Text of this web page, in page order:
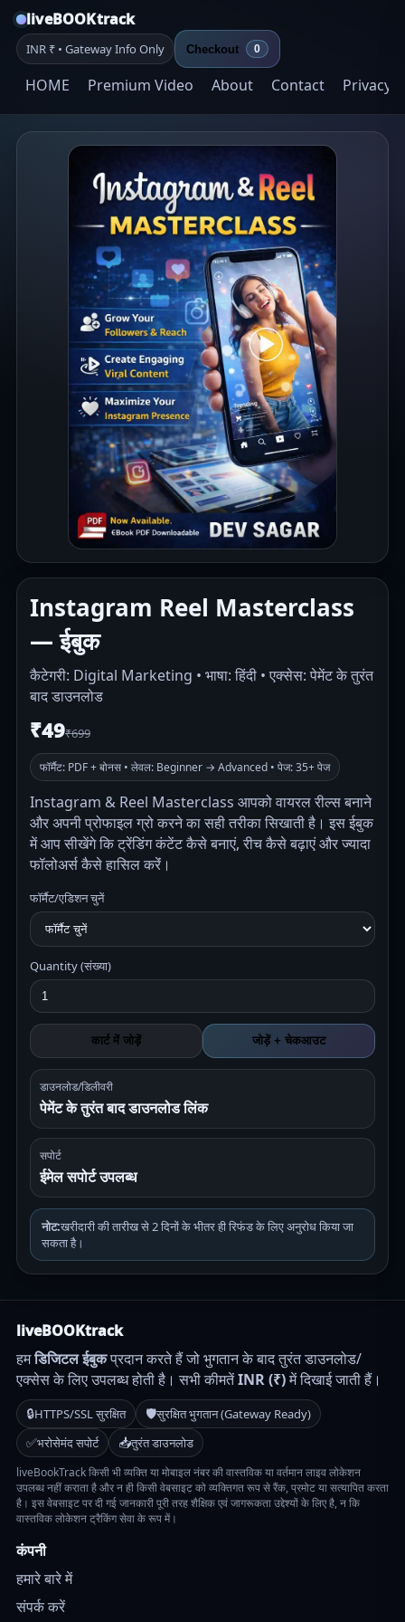
liveBOOKtrack
HOME Premium Video About Contact Privacy
INR ₹ • Gateway Info Only Checkout 0
Instagram Reel Masterclass
— ईबुक
कैटेगरी: Digital Marketing • भाषा: हिंदी • एक्सेस: पेमेंट के तुरंत
बाद डाउनलोड
₹49₹699
फॉर्मैट: PDF + बोनस • लेवल: Beginner → Advanced • पेज: 35+ पेज
Instagram & Reel Masterclass आपको वायरल रील्स बनाने
और अपनी प्रोफाइल ग्रो करने का सही तरीका सिखाती है। इस ईबुक
में आप सीखेंगे कि ट्रेंडिंग कंटेंट कैसे बनाएं, रीच कैसे बढ़ाएं और ज्यादा
फॉलोअर्स कैसे हासिल करेंं।
फॉर्मैट/एडिशन चुनें
Quantity (संख्या)
कार्ट में जोड़ें जोड़ें + चेकआउट
डाउनलोड/डिलीवरी
पेमेंट के तुरंत बाद डाउनलोड लिंक
सपोर्ट
ईमेल सपोर्ट उपलब्ध
नोट:खरीदारी की तारीख से 2 दिनों के भीतर ही रिफंड के लिए अनुरोध किया जा
सकता है।
liveBOOKtrack
हमडिजिटल ईबुकप्रदान करते हैं जो भुगतान के बाद तुरंत डाउनलोड/
एक्सेस के लिए उपलब्ध होती है। सभी कीमतेंINR (₹)में दिखाई जाती हैं।
🔒HTTPS/SSL सुरक्षित 🛡️सुरक्षित भुगतान (Gateway Ready)
✅भरोसेमंद सपोर्ट 📥तुरंत डाउनलोड
liveBookTrack किसी भी व्यक्ति या मोबाइल नंबर की वास्तविक या वर्तमान लाइव लोकेशन
उपलब्ध नहीं कराता है और न ही किसी वेबसाइट को व्यक्तिगत रूप से रैंक, प्रमोट या सत्यापित करता
है। इस वेबसाइट पर दी गई जानकारी पूरी तरह शैक्षिक एवं जागरूकता उद्देश्यों के लिए है, न कि
वास्तविक लोकेशन ट्रैकिंग सेवा के रूप में।
कंपनी
हमारे बारे में
संपर्क करें